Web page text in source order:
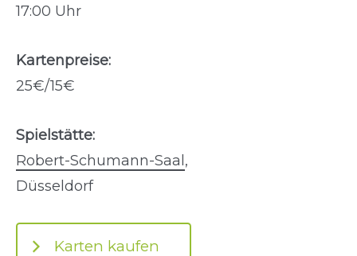
17:00 Uhr
Kartenpreise:
25€/15€
Spielstätte:
Robert-Schumann-Saal ,
Düsseldorf
Karten kaufen